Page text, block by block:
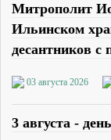
Митрополит
Ильинском
десантников с
03 августа 2026
3 августа -